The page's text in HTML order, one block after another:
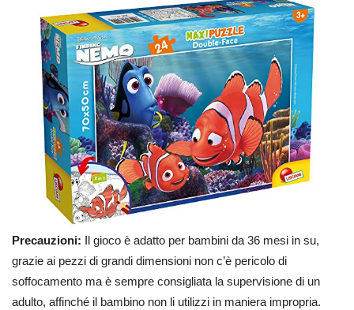
Precauzioni: Il gioco è adatto per bambini da 36 mesi in su,
grazie ai pezzi di grandi dimensioni non c’è pericolo di
soffocamento ma è sempre consigliata la supervisione di un
adulto, affinché il bambino non li utilizzi in maniera impropria.